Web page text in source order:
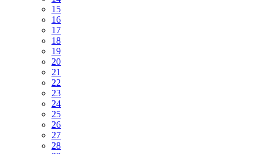
15
16
17
18
19
20
21
22
23
24
25
26
27
28